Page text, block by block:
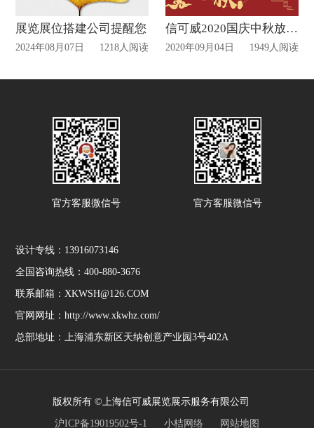
展览展位搭建公司提醒您
2024年08月07日 1218人阅读
信可威2020国庆中秋放假通知!
2020年09月04日 1949人阅读
官方客服微信号 官方客服微信号
设计专线：13916073146
全国咨询热线：400-880-3676
联系邮箱：XKWSH@126.COM
官网网址：http://www.xkwhz.com/
总部地址：上海浦东新区天纳创意产业园3号402A
版权所有 ©上海信可威展览展示服务有限公司
沪ICP备19019502号-1
小桔网络 网站地图